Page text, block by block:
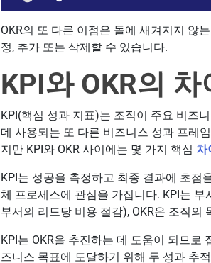
OKR의 또 다른 이점은 돌에 새겨지지 않
정, 추가 또는 삭제할 수 있습니다.
KPI와 OKR의
KPI(핵심 성과 지표)는 조직이 주요 비즈
데 사용되는 또 다른 비즈니스 성과 프레
지만 KPI와 OKR 사이에는 몇 가지 핵심 차
KPI는 성공을 측정하고 최종 결과에 초점
체 프로세스에 관심을 가집니다. KPI는
부서의 리드당 비용 절감), OKR은 조직의
KPI는 OKR을 추진하는 데 도움이 되므로
즈니스 목표에 도달하기 위해 두 성과 추